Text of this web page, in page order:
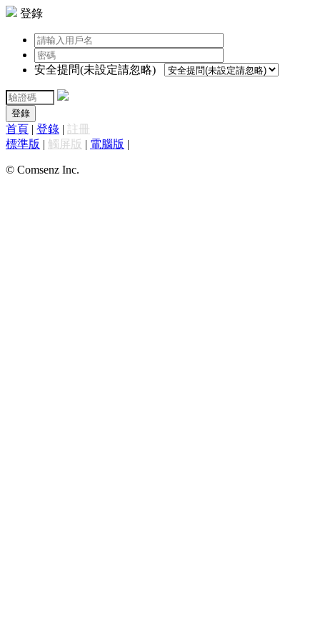
登錄
安全提問(未設定請忽略)
登錄
首頁 | 登錄 | 註冊
標準版 | 觸屏版 | 電腦版 |
© Comsenz Inc.